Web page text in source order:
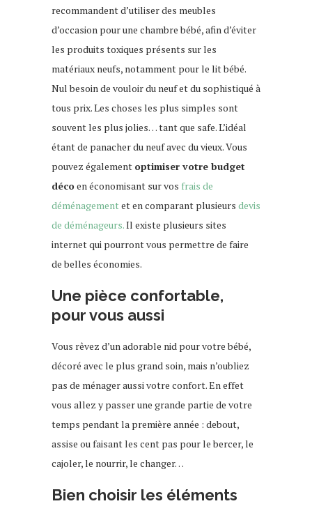
recommandent d’utiliser des meubles
d’occasion pour une chambre bébé, afin d’éviter
les produits toxiques présents sur les
matériaux neufs, notamment pour le lit bébé.
Nul besoin de vouloir du neuf et du sophistiqué à
tous prix. Les choses les plus simples sont
souvent les plus jolies… tant que safe. L’idéal
étant de panacher du neuf avec du vieux. Vous
pouvez également optimiser votre budget
décoen économisant sur vos frais de
déménagementet en comparant plusieurs devis
de déménageurs.Il existe plusieurs sites
internet qui pourront vous permettre de faire
de belles économies.
Une pièce confortable,
pour vous aussi
Vous rêvez d’un adorable nid pour votre bébé,
décoré avec le plus grand soin, mais n’oubliez
pas de ménager aussi votre confort. En effet
vous allez y passer une grande partie de votre
temps pendant la première année : debout,
assise ou faisant les cent pas pour le bercer, le
cajoler, le nourrir, le changer…
Bien choisir les éléments